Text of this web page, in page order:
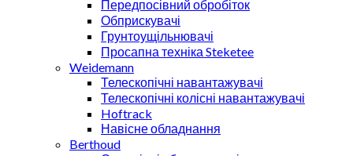
Передпосівний обробіток
Обприскувачі
Грунтоущільнювачі
Просапна техніка Steketee
Weidemann
Телескопічні навантажувачі
Телескопічні колісні навантажувачі
Hoftrack
Навісне обладнання
Berthoud